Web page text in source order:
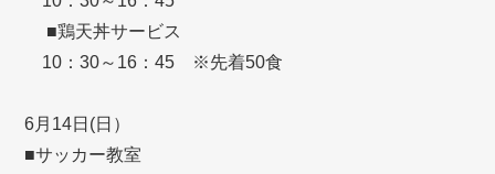
■鶏天丼サービス
10：30～16：45 ※先着50食
6月14日(日）
■サッカー教室